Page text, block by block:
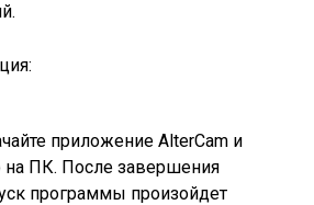
приложение AlterCam и
на ПК. После завершения
программы произойдет